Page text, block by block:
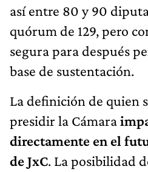
así entre 80 y 90
quórum de 129, pero
segura para después
base de sustentación.
La definición de quien
presidir la Cámara
directamente en el
de JxC. La posibilidad